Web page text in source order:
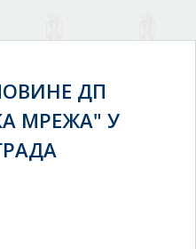
ДП
МРЕЖА" У